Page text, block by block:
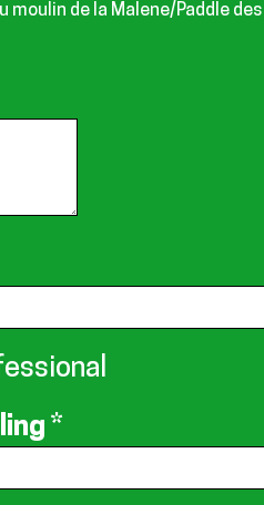
moulin de la Malene/Paddle des
*